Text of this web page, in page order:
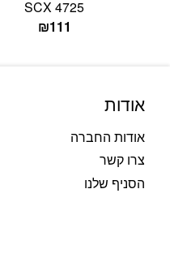
SCX 4725
₪111
אודות
אודות החברה
צרו קשר
הסניף שלנו